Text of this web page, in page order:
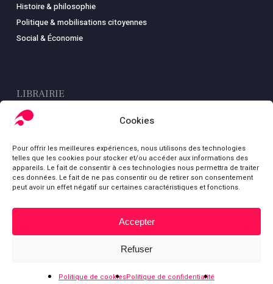
Cookies
Pour offrir les meilleures expériences, nous utilisons des technologies
telles que les cookies pour stocker et/ou accéder aux informations des
appareils. Le fait de consentir à ces technologies nous permettra de traiter
ces données. Le fait de ne pas consentir ou de retirer son consentement
peut avoir un effet négatif sur certaines caractéristiques et fonctions.
Accepter
Refuser
Politique de cookiesPolitique de confidentialité
Histoire & philosophie
Politique & mobilisations citoyennes
Social & Économie
LIBRAIRIE
Boutique
Mon compte
Conditions générales de ventes
Mentions légales
facebook
youtube